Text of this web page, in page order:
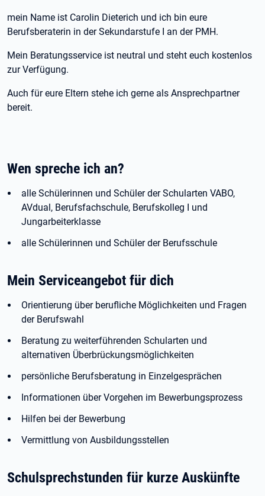
mein Name ist Carolin Dieterich und ich bin eure
Berufsberaterin in der Sekundarstufe I an der PMH.
Mein Beratungsservice ist neutral und steht euch kostenlos
zur Verfügung.
Auch für eure Eltern stehe ich gerne als Ansprechpartner
bereit.
Wen spreche ich an?
alle Schülerinnen und Schüler der Schularten VABO,
AVdual, Berufsfachschule, Berufskolleg I und
Jungarbeiterklasse
alle Schülerinnen und Schüler der Berufsschule
Mein Serviceangebot für dich
Orientierung über berufliche Möglichkeiten und Fragen
der Berufswahl
Beratung zu weiterführenden Schularten und
alternativen Überbrückungsmöglichkeiten
persönliche Berufsberatung in Einzelgesprächen
Informationen über Vorgehen im Bewerbungsprozess
Hilfen bei der Bewerbung
Vermittlung von Ausbildungsstellen
Schulsprechstunden für kurze Auskünfte